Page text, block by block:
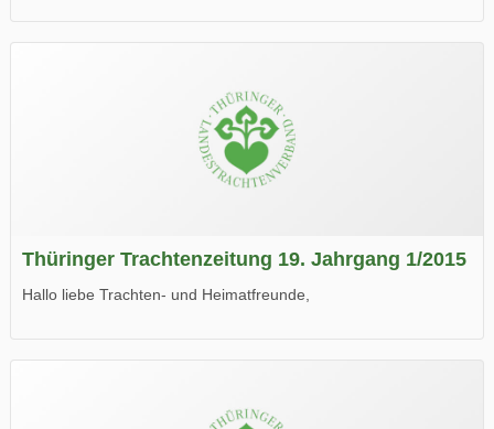
Wir wünschen Euch viel Spaß beim Lesen.
Thüringer Trachtenzeitung 19. Jahrgang 1/2015
Hallo liebe Trachten- und Heimatfreunde,
Wir wünschen Euch viel Spaß beim Lesen.